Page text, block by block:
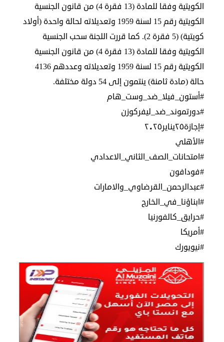
فعاليات
الكويتية وفقا للمادة (13 فقرة 4) من قانون الجنسية
الكويتية رقم 15 لسنة 1959 وتعديلاته لحالة واحدة (أولاد
كويتية) (5 فقرة 2). كما قررت اللجنة سحب الجنسية
الكويتية وفقا للمادة (13 فقرة 4) من قانون الجنسية
الكويتية رقم 15 لسنة 1959 وتعديلاته وعددهم 4136
حالة (مادة ثامنة) ينتمون إلى 54 دولة مختلفة.
#أستون_فيلا_ضد_وست_هام
#دورتموند_ضد_ليفركوزن
#إجازة٢٥يناير٢٠٢٥
#الأهلي
#امتحانات_الصف_الثاني_الاعدادي
#فودافون
#عبدالرحمن_القرضاوي_والامارات
#ابناؤنا_في_الخارج
#حرايق_كالفورنيا
#أمريكا
#نيويورك